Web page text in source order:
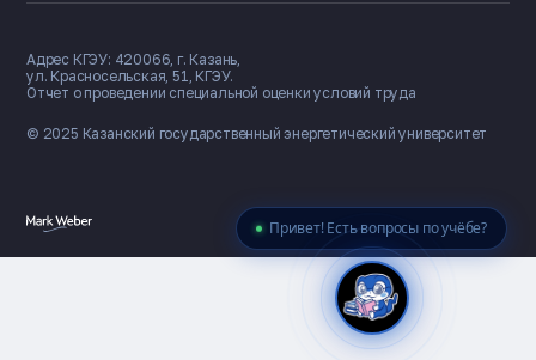
Привет! Есть вопросы по учёбе?
© 2025 Казанский государственный энергетический университет
Адрес КГЭУ: 420066, г. Казань,
ул. Красносельская, 51, КГЭУ.
Отчет о проведении специальной оценки условий труда